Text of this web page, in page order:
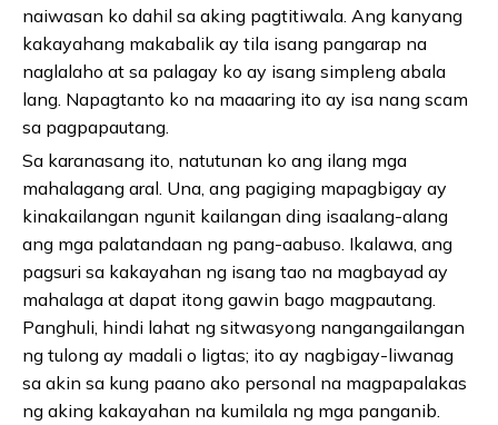
naiwasan ko dahil sa aking pagtitiwala. Ang kanyang
kakayahang makabalik ay tila isang pangarap na
naglalaho at sa palagay ko ay isang simpleng abala
lang. Napagtanto ko na maaaring ito ay isa nang scam
sa pagpapautang.
Sa karanasang ito, natutunan ko ang ilang mga
mahalagang aral. Una, ang pagiging mapagbigay ay
kinakailangan ngunit kailangan ding isaalang-alang
ang mga palatandaan ng pang-aabuso. Ikalawa, ang
pagsuri sa kakayahan ng isang tao na magbayad ay
mahalaga at dapat itong gawin bago magpautang.
Panghuli, hindi lahat ng sitwasyong nangangailangan
ng tulong ay madali o ligtas; ito ay nagbigay-liwanag
sa akin sa kung paano ako personal na magpapalakas
ng aking kakayahan na kumilala ng mga panganib.